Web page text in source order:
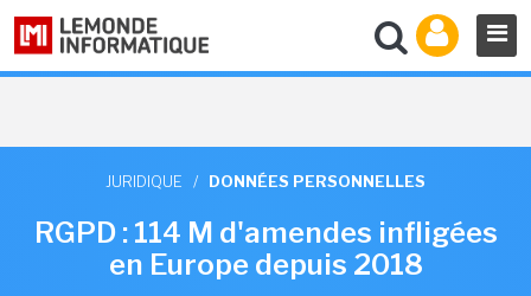
JURIDIQUE / DONNÉES PERSONNELLES
RGPD : 114 M d'amendes infligées
en Europe depuis 2018